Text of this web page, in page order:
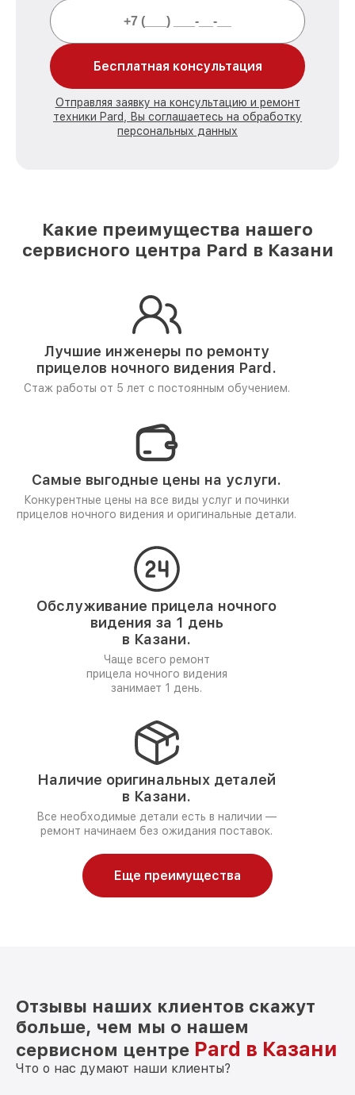
Бесплатная консультация
Отправляя заявку на консультацию и ремонт
техники Pard, Вы соглашаетесь на обработку
персональных данных
Какие преимущества нашего
сервисного центра Pard в Казани
Лучшие инженеры по ремонту
прицелов ночного видения Pard.
Стаж работы от 5 лет с постоянным обучением.
Самые выгодные цены на услуги.
Конкурентные цены на все виды услуг и починки
прицелов ночного видения и оригинальные детали.
Обслуживание прицела ночного
видения за 1 день
в Казани.
Чаще всего ремонт
прицела ночного видения
занимает 1 день.
Наличие оригинальных деталей
в Казани.
Все необходимые детали есть в наличии —
ремонт начинаем без ожидания поставок.
Еще преимущества
Отзывы наших клиентов скажут
больше, чем мы о нашем
сервисном центре Pard в Казани
Что о нас думают наши клиенты?